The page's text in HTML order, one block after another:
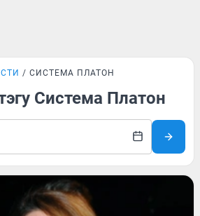
СИСТЕМА ПЛАТОН
Система Платон